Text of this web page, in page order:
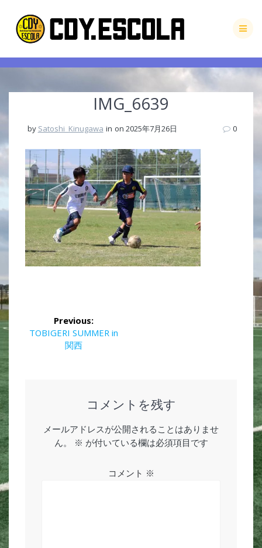
to
content
IMG_6639
by Satoshi_Kinugawa in on 2025年7月26日 0
投
稿
ナ
ビ
ゲ
ー
シ
ョ
ン
Previous:
Previous
TOBIGERI SUMMER in
関西
コメントを残す
メールアドレスが公開されることはありませ
ん。
※ が付いている欄は必須項目です
コメント ※